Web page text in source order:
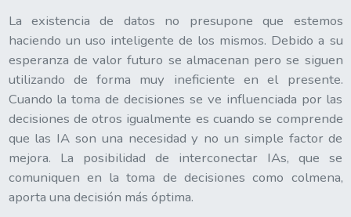
La existencia de datos no presupone que estemos
haciendo un uso inteligente de los mismos. Debido a su
esperanza de valor futuro se almacenan pero se siguen
utilizando de forma muy ineficiente en el presente.
Cuando la toma de decisiones se ve influenciada por las
decisiones de otros igualmente es cuando se comprende
que las IA son una necesidad y no un simple factor de
mejora. La posibilidad de interconectar IAs, que se
comuniquen en la toma de decisiones como colmena,
aporta una decisión más óptima.